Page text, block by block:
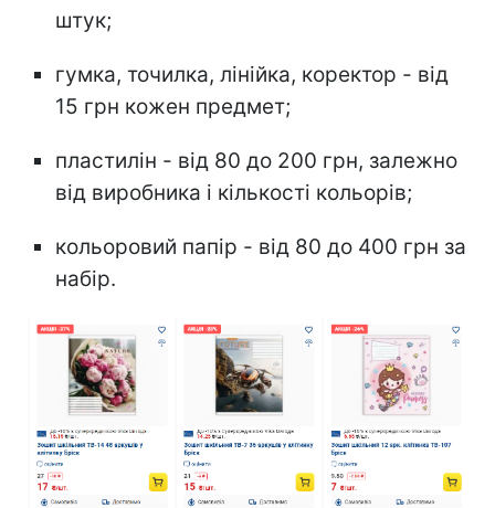
штук;
гумка, точилка, лінійка, коректор - від
15 грн кожен предмет;
пластилін - від 80 до 200 грн, залежно
від виробника і кількості кольорів;
кольоровий папір - від 80 до 400 грн за
набір.